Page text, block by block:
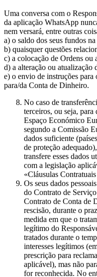
Uma conversa com o
da aplicação WhatsApp
nem versará, entre outras
a) o saldo dos seus fundos
b) quaisquer questões
c) a colocação de Ordens ou
d) a alteração ou atualização
e) o envio de instruções
para/da Conta de Dinheiro.
No caso de
terceiros, ou seja, para
Espaço Económico
segundo a Comissão
dados suficiente
de proteção
transfere esses dados
com a legislação
«Cláusulas
Os seus dados
do Contrato de
Contrato de Conta de
rescisão, durante o
medida em que o
legítimo do
tratados durante o
interesses legítimos
prescrição para
aplicável), mas não
for reconhecida. No